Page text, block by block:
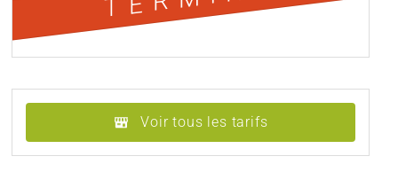
Voir tous les tarifs